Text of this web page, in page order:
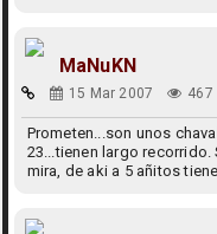
MaNuKN
15 Mar 2007 467
Prometen...son unos
23...tienen largo
mira, de aki a 5 añitos